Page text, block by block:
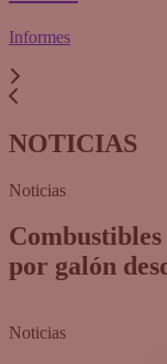
Informes
NOTICIAS
Noticias
por galón
Noticias